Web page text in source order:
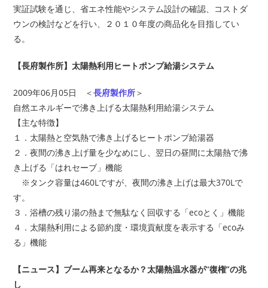
実証試験を通じ、省エネ性能やシステム設計の確認、コストダ
ウンの検討などを行い、２０１０年度の商品化を目指してい
る。
【長府製作所】太陽熱利用ヒートポンプ給湯システム
2009年06月05日 ＜長府製作所＞
自然エネルギーで沸き上げる太陽熱利用給湯システム
【主な特徴】
１．太陽熱と空気熱で沸き上げるヒートポンプ給湯器
２．夜間の沸き上げ量を少なめにし、翌日の昼間に太陽熱で沸
き上げる「はれセーブ」機能
※タンク容量は460Lですが、夜間の沸き上げは最大370Lで
す。
３．浴槽の残り湯の熱まで無駄なく回収する「ecoとく」機能
４．太陽熱利用による節約度・環境貢献度を表示する「ecoみ
る」機能
【ニュース】ブーム再来となるか？太陽熱温水器が“復権”の兆
し